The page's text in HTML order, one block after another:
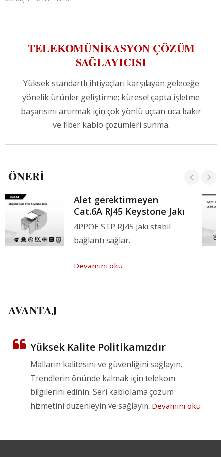
uç yüzünü birleştirirken daha sıkı tolerans ve
daha doğru hizalama sağlar. Ticari binalar
veya veri merkezleri için MDA, HDA ve
EDA'da çapraz bağlantılar için fiber optik
TELEKOMÜNIKASYON ÇÖZÜM
SAĞLAYICISI
Yüksek standartlı ihtiyaçları karşılayan geleceğe
yönelik ürünler geliştirme; küresel çapta işletme
başarısını artırmak için çok yönlü uçtan uca bakır
ve fiber kablo çözümleri sunma.
ÖNERI
Alet gerektirmeyen
Cat.6A RJ45 Keystone Jakı
4PPOE STP RJ45 jakı stabil
bağlantı sağlar.
Devamını oku
AVANTAJ
Yüksek Kalite Politikamızdır
Mallarin kalitesini ve güvenliğini sağlayın.
Trendlerin önünde kalmak için telekom
bilgilerini edinin. Seri kablolama çözüm
hizmetini düzenleyin ve sağlayın. Devamını oku